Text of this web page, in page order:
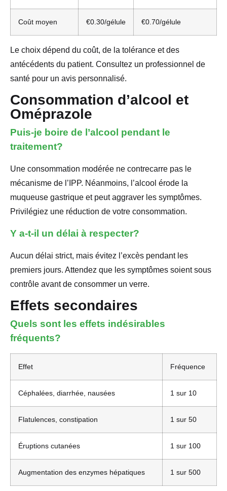
Coût moyen €0.30/gélule €0.70/gélule
Le choix dépend du coût, de la tolérance et des
antécédents du patient. Consultez un professionnel de
santé pour un avis personnalisé.
Consommation d’alcool et
Oméprazole
Puis-je boire de l’alcool pendant le
traitement?
Une consommation modérée ne contrecarre pas le
mécanisme de l’IPP. Néanmoins, l’alcool érode la
muqueuse gastrique et peut aggraver les symptômes.
Privilégiez une réduction de votre consommation.
Y a-t-il un délai à respecter?
Aucun délai strict, mais évitez l’excès pendant les
premiers jours. Attendez que les symptômes soient sous
contrôle avant de consommer un verre.
Effets secondaires
Quels sont les effets indésirables
fréquents?
Effet Fréquence
Céphalées, diarrhée, nausées 1 sur 10
Flatulences, constipation 1 sur 50
Éruptions cutanées 1 sur 100
Augmentation des enzymes hépatiques 1 sur 500